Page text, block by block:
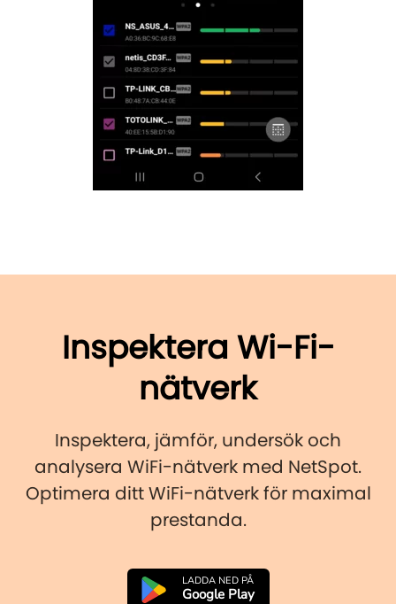
Inspektera Wi-Fi-
nätverk
Inspektera, jämför, undersök och
analysera WiFi-nätverk med NetSpot.
Optimera ditt WiFi-nätverk för maximal
prestanda.
LADDA NED PÅ
Google Play